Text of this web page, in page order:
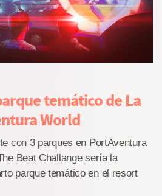
temático de La
World
con 3 parques en PortAventura
Beat Challange sería la
parque temático en el resort